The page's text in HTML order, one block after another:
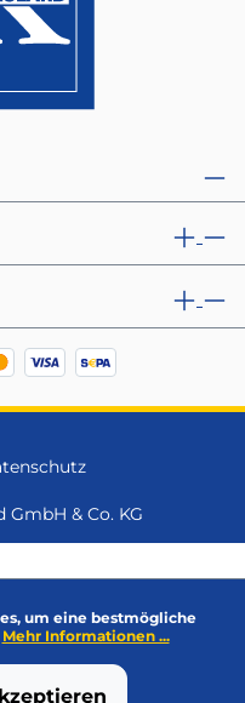
& Co. KG
um eine bestmögliche
Mehr Informationen ...